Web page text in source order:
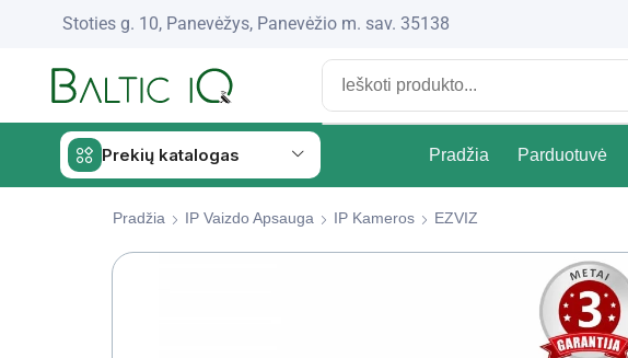
Stoties g. 10, Panevėžys, Panevėžio m. sav. 35138
Prekių katalogas Pradžia Parduotuvė
Pradžia IP Vaizdo Apsauga IP Kameros EZVIZ